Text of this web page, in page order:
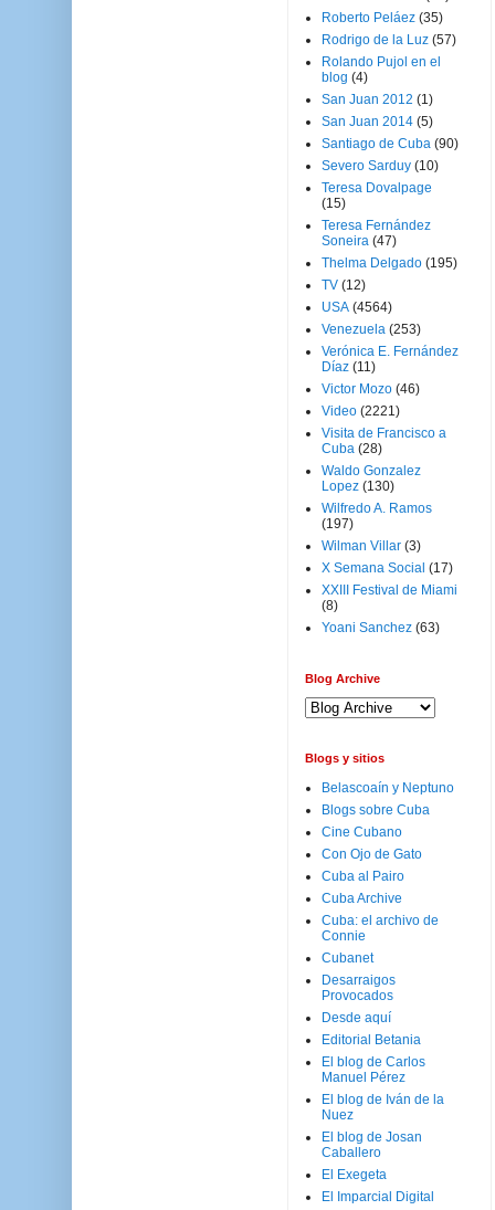
Roberto Peláez (35)
Rodrigo de la Luz (57)
Rolando Pujol en el
blog (4)
San Juan 2012 (1)
San Juan 2014 (5)
Santiago de Cuba (90)
Severo Sarduy (10)
Teresa Dovalpage
(15)
Teresa Fernández
Soneira (47)
Thelma Delgado (195)
TV (12)
USA (4564)
Venezuela (253)
Verónica E. Fernández
Díaz (11)
Victor Mozo (46)
Video (2221)
Visita de Francisco a
Cuba (28)
Waldo Gonzalez
Lopez (130)
Wilfredo A. Ramos
(197)
Wilman Villar (3)
X Semana Social (17)
XXIII Festival de Miami
(8)
Yoani Sanchez (63)
Blog Archive
Blogs y sitios
Belascoaín y Neptuno
Blogs sobre Cuba
Cine Cubano
Con Ojo de Gato
Cuba al Pairo
Cuba Archive
Cuba: el archivo de
Connie
Cubanet
Desarraigos
Provocados
Desde aquí
Editorial Betania
El blog de Carlos
Manuel Pérez
El blog de Iván de la
Nuez
El blog de Josan
Caballero
El Exegeta
El Imparcial Digital